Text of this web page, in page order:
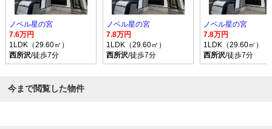
ノベル星の宮
7.6万円
1LDK（29.60㎡）
西所沢/徒歩7分
ノベル星の宮
7.8万円
1LDK（29.60㎡）
西所沢/徒歩7分
ノベル星の宮
7.8万円
1LDK（29.60㎡）
西所沢/徒歩7分
今まで閲覧した物件